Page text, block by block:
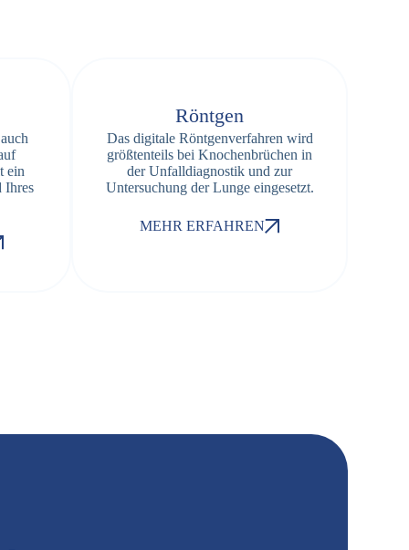
ein
Ihres
Röntgen
Das digitale Röntgenverfahren wird
größtenteils bei Knochenbrüchen in
der Unfalldiagnostik und zur
Untersuchung der Lunge eingesetzt.
MEHR ERFAHREN